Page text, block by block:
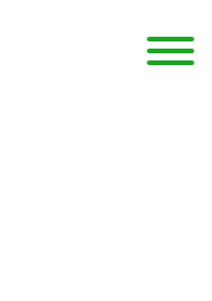
test 123 dfasdf
Dosierungen: test